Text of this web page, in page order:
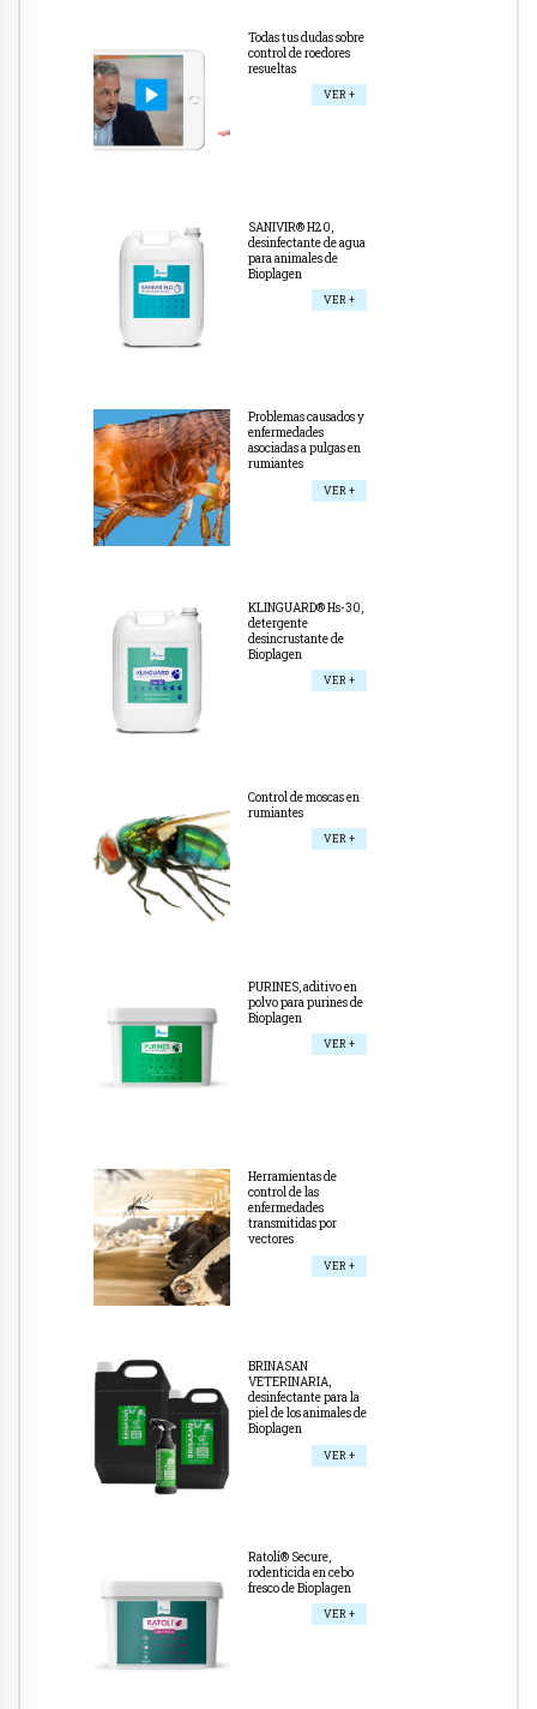
Todas tus dudas sobre
control de roedores
resueltas
VER +
SANIVIR® H20,
desinfectante de agua
para animales de
Bioplagen
VER +
Problemas causados y
enfermedades
asociadas a pulgas en
rumiantes
VER +
KLINGUARD® Hs-30,
detergente
desincrustante de
Bioplagen
VER +
Control de moscas en
rumiantes
VER +
PURINES, aditivo en
polvo para purines de
Bioplagen
VER +
Herramientas de
control de las
enfermedades
transmitidas por
vectores
VER +
BRINASAN
VETERINARIA,
desinfectante para la
piel de los animales de
Bioplagen
VER +
Ratolí® Secure,
rodenticida en cebo
fresco de Bioplagen
VER +